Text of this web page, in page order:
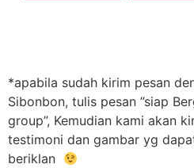
*apabila sudah kirim pesan
Sibonbon, tulis pesan ”siap
group”, Kemudian kami akan
testimoni dan gambar yg
beriklan